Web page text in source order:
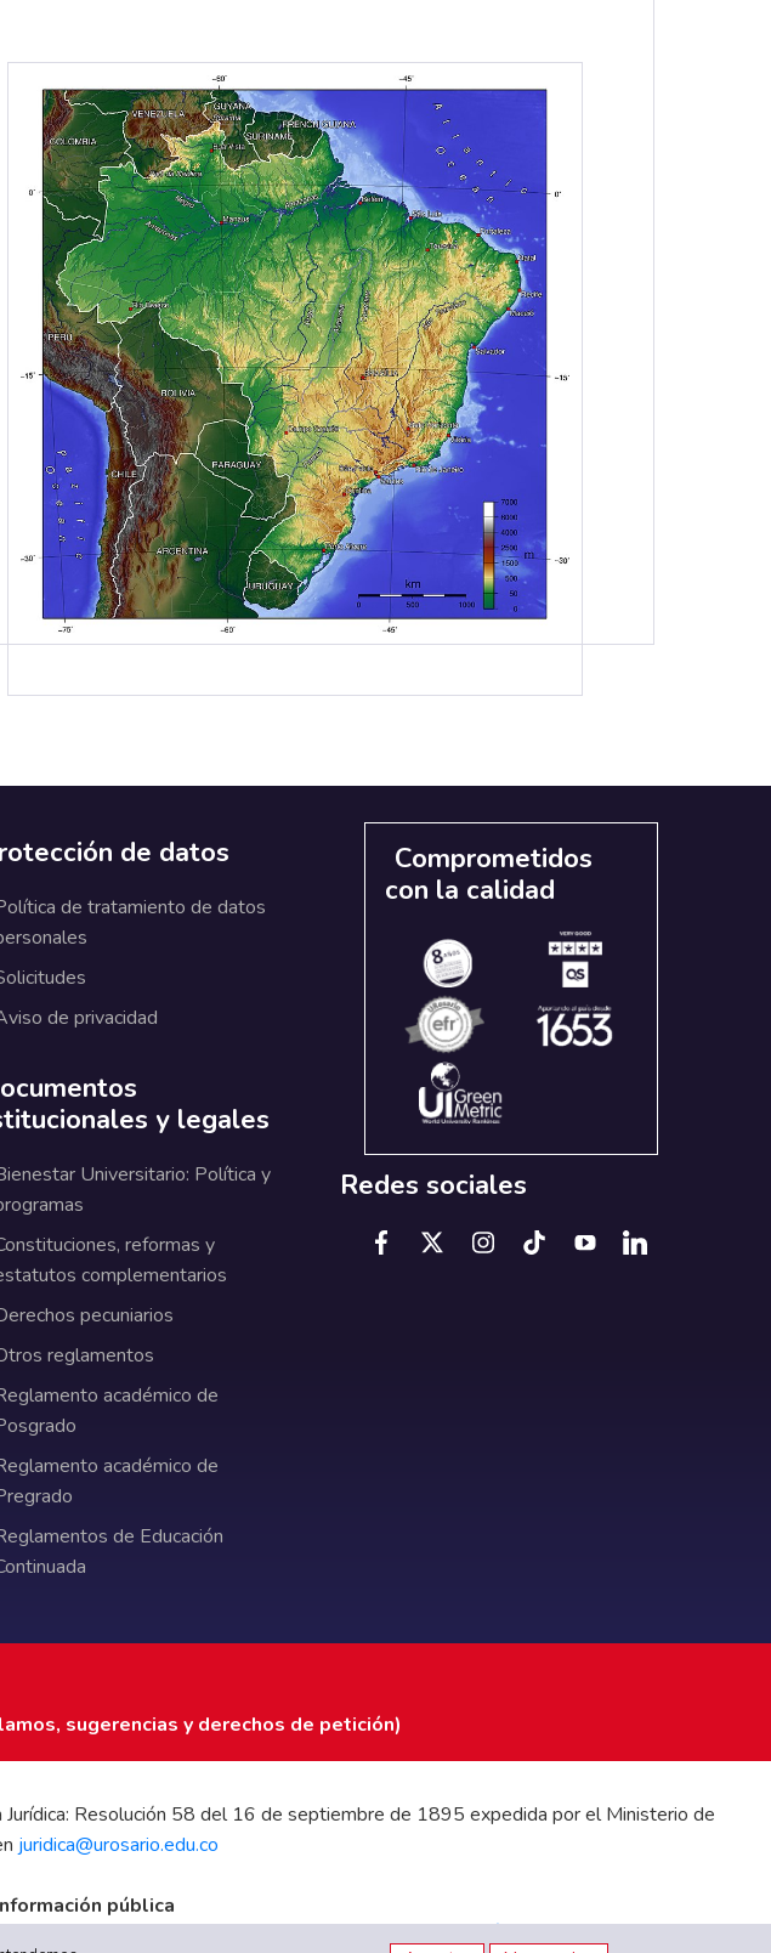
de datos
de tratamiento de datos
de privacidad
y legales
Universitario: Política y
reformas y
complementarios
pecuniarios
reglamentos
académico de
académico de
de Educación
Comprometidos
con la calidad
Redes sociales
sugerencias y derechos de petición)
Resolución 58 del 16 de septiembre de 1895 expedida por el Ministerio de
juridica@urosario.edu.co
pública